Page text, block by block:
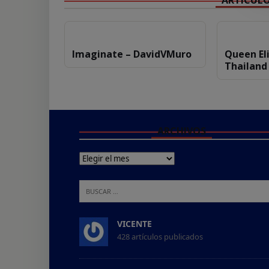
Imaginate – DavidVMuro
Queen
Thailand
ARCHIVOS
VICENTE
428 artículos publicados